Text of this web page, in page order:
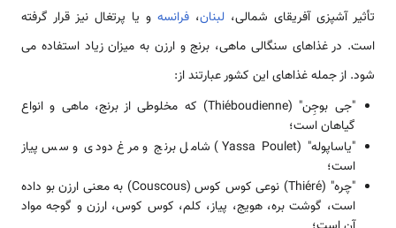
تأثیر آشپزی آفریقای شمالی، لبنان، فرانسه و یا پرتغال نیز قرار گرفته
است. در غذاهای سنگالی ماهی، برنج و ارزن به میزان زیاد استفاده می
شود. از جمله غذاهای این کشور عبارتند از:
"جی بوجِن" (Thiéboudienne) که مخلوطی از برنج، ماهی و انواع
گیاهان است؛
"یاساپوله" (Yassa Poulet) شامل برنج و مرغ دودی و سس پیاز
است؛
"چره" (Thiéré) نوعی کوس کوس (Couscous) به معنی ارزن بو داده
است، گوشت بره، هویج، پیاز، کلم، کوس کوس، ارزن و گوجه مواد